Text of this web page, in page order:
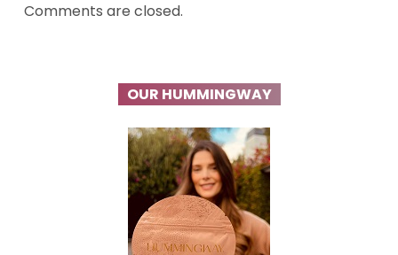
Comments are closed.
OUR HUMMINGWAY